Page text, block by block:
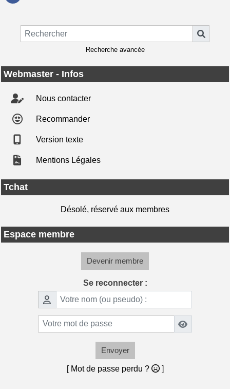
Recherche avancée
Webmaster - Infos
Nous contacter
Recommander
Version texte
Mentions Légales
Tchat
Désolé, réservé aux membres
Espace membre
Devenir membre
Se reconnecter :
Envoyer
[ Mot de passe perdu ? ]